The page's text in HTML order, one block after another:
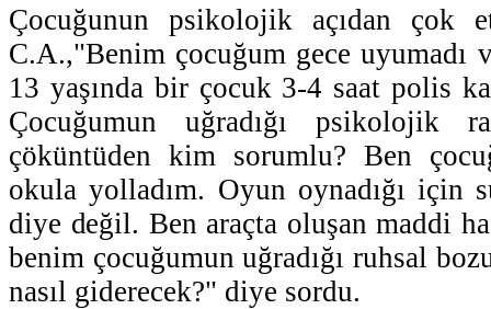
Çocuğunun psikolojik açıdan çok
C.A.,"Benim çocuğum gece uyumadı
13 yaşında bir çocuk 3-4 saat polis
Çocuğumun uğradığı psikolojik
çöküntüden kim sorumlu? Ben
okula yolladım. Oyun oynadığı için
diye değil. Ben araçta oluşan maddi
benim çocuğumun uğradığı ruhsal
nasıl giderecek?" diye sordu.